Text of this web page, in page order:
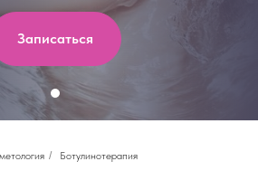
Записаться
/ Ботулинотерапия